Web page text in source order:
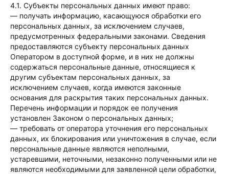
4.1. Субъекты персональных данных имеют право:
— получать информацию, касающуюся обработки его
персональных данных, за исключением случаев,
предусмотренных федеральными законами. Сведения
предоставляются субъекту персональных данных
Оператором в доступной форме, и в них не должны
содержаться персональные данные, относящиеся к
другим субъектам персональных данных, за
исключением случаев, когда имеются законные
основания для раскрытия таких персональных данных.
Перечень информации и порядок ее получения
установлен Законом о персональных данных;
— требовать от оператора уточнения его персональных
данных, их блокирования или уничтожения в случае, если
персональные данные являются неполными,
устаревшими, неточными, незаконно полученными или не
являются необходимыми для заявленной цели обработки,